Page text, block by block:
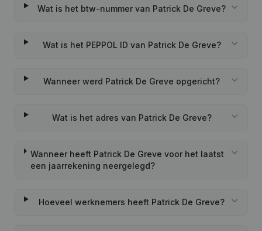
Wat is het btw-nummer van Patrick De Greve?
Wat is het PEPPOL ID van Patrick De Greve?
Wanneer werd Patrick De Greve opgericht?
Wat is het adres van Patrick De Greve?
Wanneer heeft Patrick De Greve voor het laatst
een jaarrekening neergelegd?
Hoeveel werknemers heeft Patrick De Greve?